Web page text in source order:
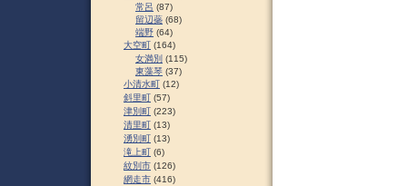
常呂 (87)
留辺蘂 (68)
端野 (64)
大空町 (164)
女満別 (115)
東藻琴 (37)
小清水町 (12)
斜里町 (57)
津別町 (223)
清里町 (13)
湧別町 (13)
滝上町 (6)
紋別市 (126)
網走市 (416)